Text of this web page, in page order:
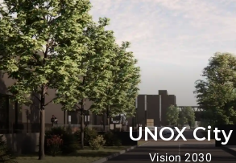
UNOX City
Vision 2030